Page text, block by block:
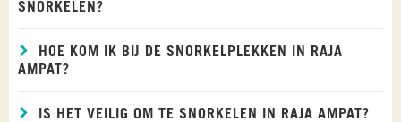
SNORKELEN?
HOE KOM IK BIJ DE SNORKELPLEKKEN IN RAJA
AMPAT?
IS HET VEILIG OM TE SNORKELEN IN RAJA AMPAT?